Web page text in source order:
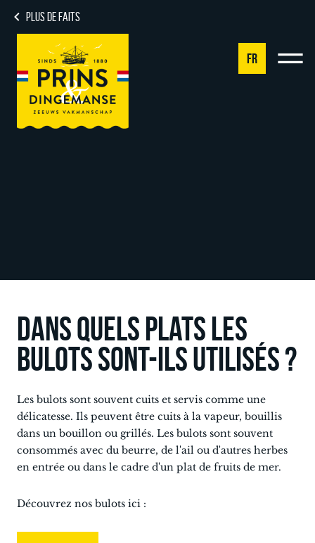
PLUS DE FAITS
FR
Dans quels plats les
bulots sont-ils utilisés ?
Les bulots sont souvent cuits et servis comme une
délicatesse. Ils peuvent être cuits à la vapeur, bouillis
dans un bouillon ou grillés. Les bulots sont souvent
consommés avec du beurre, de l'ail ou d'autres herbes
en entrée ou dans le cadre d'un plat de fruits de mer.
Découvrez nos bulots ici :